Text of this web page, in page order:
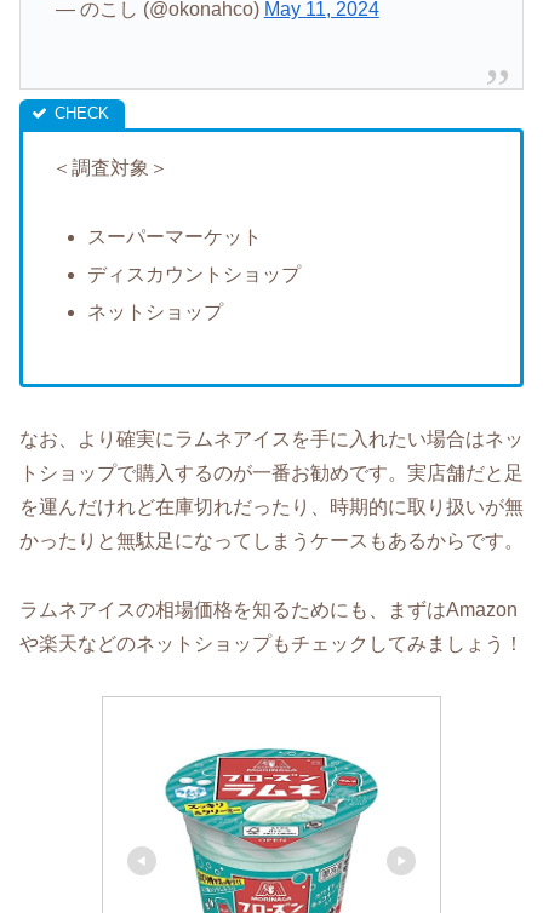
— のこし (@okonahco) May 11, 2024
＜調査対象＞
スーパーマーケット
ディスカウントショップ
ネットショップ
なお、より確実にラムネアイスを手に入れたい場合はネッ
トショップで購入するのが一番お勧めです。実店舗だと足
を運んだけれど在庫切れだったり、時期的に取り扱いが無
かったりと無駄足になってしまうケースもあるからです。
ラムネアイスの相場価格を知るためにも、まずはAmazon
や楽天などのネットショップもチェックしてみましょう！